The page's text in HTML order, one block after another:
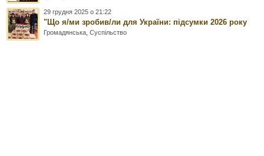
29 грудня 2025 о 21:22
"Що я/ми зробив/ли для України: підсумки 2026 року
Громадянська ,Суспільство